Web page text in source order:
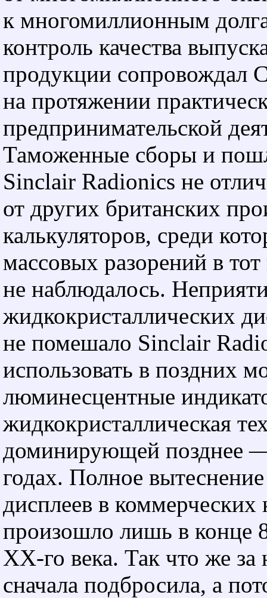
к многомиллионным
контроль качества
продукции сопровождал
на протяжении
предпринимательской
Таможенные сборы и
Sinclair Radionics не
от других британских
калькуляторов, среди
массовых разорений в
не наблюдалось.
жидкокристаллических
не помешало Sinclair
использовать в поздних
люминесцентные
жидкокристаллическая
доминирующей позднее
годах. Полное
дисплеев в коммерческих
произошло лишь в конце
XX-го века. Так что же за
сначала подбросила, а